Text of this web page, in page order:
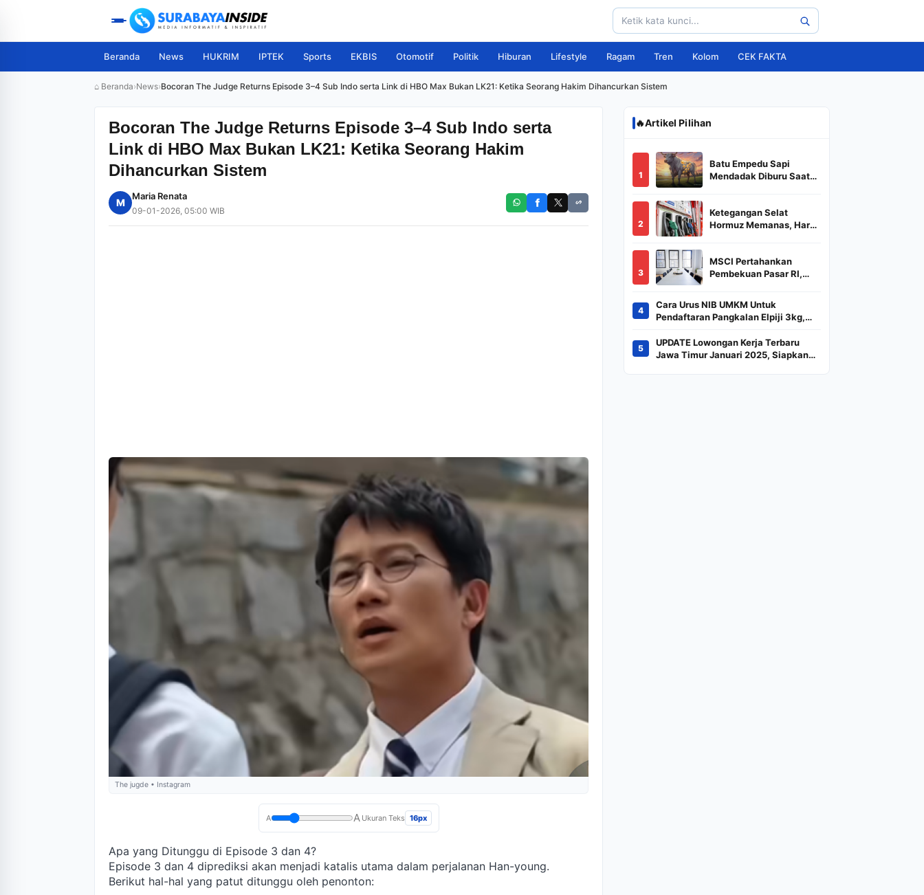
Beranda News HUKRIM IPTEK Sports EKBIS Otomotif Politik Hiburan Lifestyle Ragam Tren Kolom CEK FAKTA
⌂ Beranda›News›Bocoran The Judge Returns Episode 3–4 Sub Indo serta Link di HBO Max Bukan LK21: Ketika Seorang Hakim Dihancurkan Sistem
Bocoran The Judge Returns Episode 3–4 Sub Indo serta
Link di HBO Max Bukan LK21: Ketika Seorang Hakim
Dihancurkan Sistem
M
Maria Renata
09-01-2026, 05:00 WIB
The jugde • Instagram
A A Ukuran Teks 16px
Apa yang Ditunggu di Episode 3 dan 4?
Episode 3 dan 4 diprediksi akan menjadi katalis utama dalam perjalanan Han-young.
Berikut hal-hal yang patut ditunggu oleh penonton:
🔥Artikel Pilihan
1
Batu Empedu Sapi
Mendadak Diburu Saat
Puluhan Juta
2
Ketegangan Selat
Hormuz Memanas, Harga
3
MSCI Pertahankan
Pembekuan Pasar RI,
Indeks
4
Cara Urus NIB UMKM Untuk
Pendaftaran Pangkalan Elpiji 3kg,
Kilogram
5
UPDATE Lowongan Kerja Terbaru
Jawa Timur Januari 2025, Siapkan